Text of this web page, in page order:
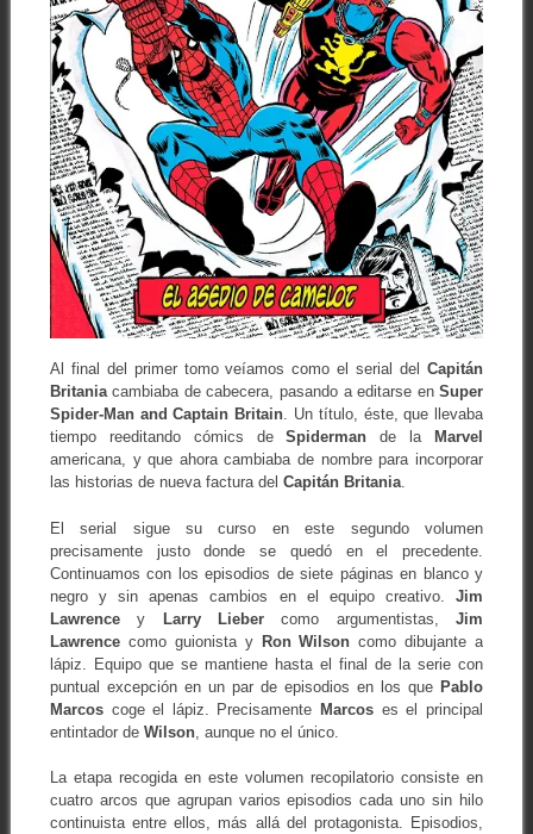
Al final del primer tomo veíamos como el serial delCapitán
Britaniacambiaba de cabecera, pasando a editarse enSuper
Spider-Man and Captain Britain. Un título, éste, que llevaba
tiempo reeditando cómics deSpiderman de la
Marvel
americana, y que ahora cambiaba de nombre para incorporar
las historias de nueva factura del Capitán Britania.
El serial sigue su curso en este segundo volumen
precisamente justo donde se quedó en el precedente.
Continuamos con los episodios de siete páginas en blanco y
negro y sin apenas cambios en el equipo creativo.Jim
Lawrencey Larry Lieber como argumentistas,Jim
Lawrencecomo guionista y Ron Wilson como dibujante a
lápiz. Equipo que se mantiene hasta el final de la serie con
puntual excepción en un par de episodios en los que Pablo
Marcoscoge el lápiz. Precisamente Marcos es el principal
entintador de Wilson, aunque no el único.
La etapa recogida en este volumen recopilatorio consiste en
cuatro arcos que agrupan varios episodios cada uno sin hilo
continuista entre ellos, más allá del protagonista. Episodios,